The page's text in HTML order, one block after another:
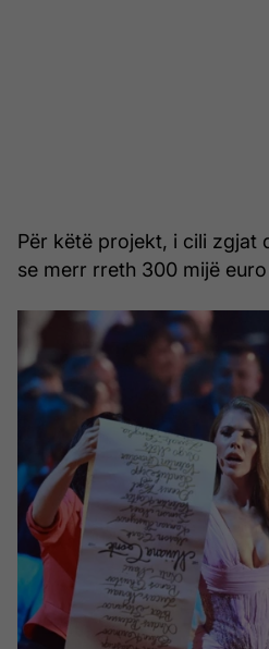
Për këtë projekt, i cili zgjat
se merr rreth 300 mijë